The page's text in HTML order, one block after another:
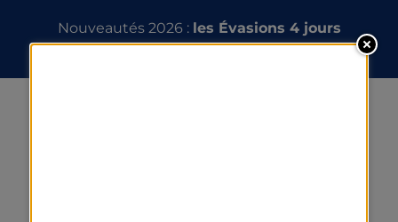
Nouveautés 2026 : les Évasions 4 jours